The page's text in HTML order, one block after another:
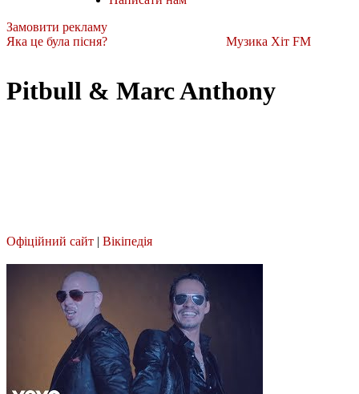
Замовити рекламу
Яка це була пісня?
Музика Хіт FM
Pitbull & Marc Anthony
Офіційний сайт | Вікіпедія